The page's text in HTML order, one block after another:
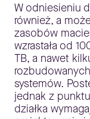
W odniesieniu
również, a
zasobów
wzrastała od
TB, a nawet
systemów.
jednak z
działka